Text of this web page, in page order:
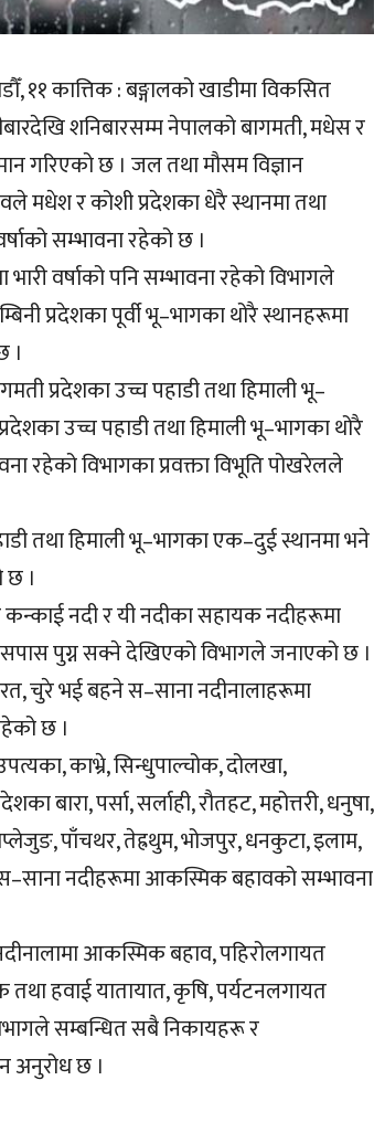
११ कात्तिक : बङ्गालको खाडीमा विकसित
शनिबारसम्म नेपालको बागमती, मधेस र
गरिएको छ । जल तथा मौसम विज्ञान
मधेश र कोशी प्रदेशका धेरै स्थानमा तथा
सम्भावना रहेको छ ।
वर्षाको पनि सम्भावना रहेको विभागले
प्रदेशका पूर्वी भू–भागका थोरै स्थानहरूमा
।
प्रदेशका उच्च पहाडी तथा हिमाली भू–
उच्च पहाडी तथा हिमाली भू–भागका थोरै
रहेको विभागका प्रवक्ता विभूति पोखरेलले
तथा हिमाली भू–भागका एक–दुई स्थानमा भने
।
नदी र यी नदीका सहायक नदीहरूमा
पुग्न सक्ने देखिएको विभागले जनाएको छ ।
चुरे भई बहने स–साना नदीनालाहरूमा
छ ।
काभ्रे, सिन्धुपाल्चोक, दोलखा,
बारा, पर्सा, सर्लाही, रौतहट, महोत्तरी, धनुषा,
पाँचथर, तेह्रथुम, भोजपुर, धनकुटा, इलाम,
नदीहरूमा आकस्मिक बहावको सम्भावना
आकस्मिक बहाव, पहिरोलगायत
हवाई यातायात, कृषि, पर्यटनलगायत
सम्बन्धित सबै निकायहरू र
अनुरोध छ ।